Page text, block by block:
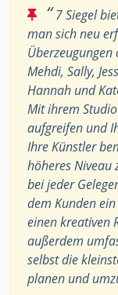
“7 Siegel
man sich neu
Mehdi, Sally,
Hannah und
Mit ihrem
aufgreifen und
Ihre Künstler
höheres Niveau
bei jeder
dem Kunden
einen kreativen
außerdem
selbst die
planen und